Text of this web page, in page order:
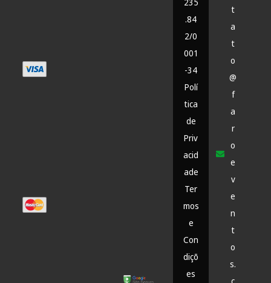
.84
2/0
001
-34
Polí
tica
de
Priv
acid
ade
Ter
mos
e
Con
diçõ
es
t
a
t
o
@
f
a
r
o
e
v
e
n
t
o
s.